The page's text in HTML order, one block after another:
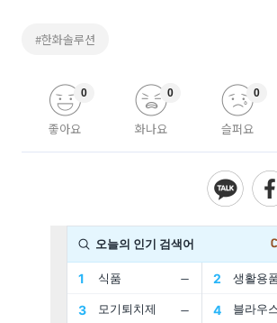
#한화솔루션
좋아요
0
화나요
0
슬퍼요
0